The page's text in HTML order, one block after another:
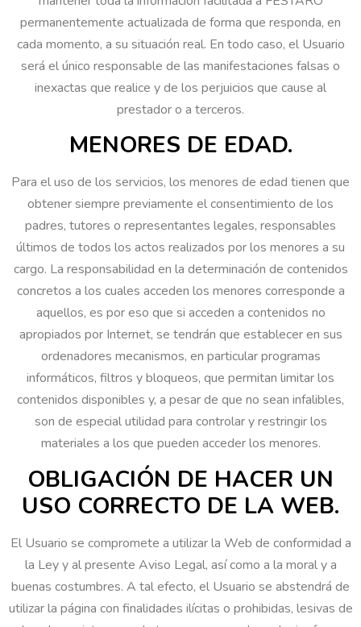
permanentemente actualizada de forma que responda, en
cada momento, a su situación real. En todo caso, el Usuario
será el único responsable de las manifestaciones falsas o
inexactas que realice y de los perjuicios que cause al
prestador o a terceros.
MENORES DE EDAD.
Para el uso de los servicios, los menores de edad tienen que
obtener siempre previamente el consentimiento de los
padres, tutores o representantes legales, responsables
últimos de todos los actos realizados por los menores a su
cargo. La responsabilidad en la determinación de contenidos
concretos a los cuales acceden los menores corresponde a
aquellos, es por eso que si acceden a contenidos no
apropiados por Internet, se tendrán que establecer en sus
ordenadores mecanismos, en particular programas
informáticos, filtros y bloqueos, que permitan limitar los
contenidos disponibles y, a pesar de que no sean infalibles,
son de especial utilidad para controlar y restringir los
materiales a los que pueden acceder los menores.
OBLIGACIÓN DE HACER UN
USO CORRECTO DE LA WEB.
El Usuario se compromete a utilizar la Web de conformidad a
la Ley y al presente Aviso Legal, así como a la moral y a
buenas costumbres. A tal efecto, el Usuario se abstendrá de
utilizar la página con finalidades ilícitas o prohibidas, lesivas de